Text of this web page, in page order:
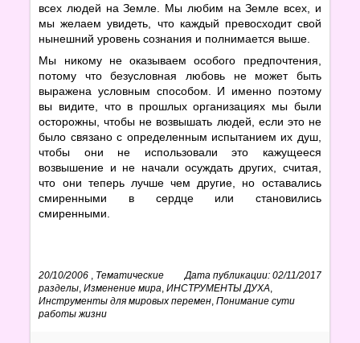
всех людей на Земле. Мы любим на Земле всех, и
мы желаем увидеть, что каждый превосходит свой
нынешний уровень сознания и полнимается выше.
Мы никому не оказываем особого предпочтения,
потому что безусловная любовь не может быть
выражена условным способом. И именно поэтому
вы видите, что в прошлых организациях мы были
осторожны, чтобы не возвышать людей, если это не
было связано с определенным испытанием их душ,
чтобы они не использовали это кажущееся
возвышение и не начали осуждать других, считая,
что они теперь лучше чем другие, но оставались
смиренными в сердце или становились
смиренными.
20/10/2006 Дата публикации: 02/11/2017
Тематические
разделы ,Изменение мира ,ИНСТРУМЕНТЫ ДУХА
Инструменты для мировых перемен ,Понимание сути
работы жизни